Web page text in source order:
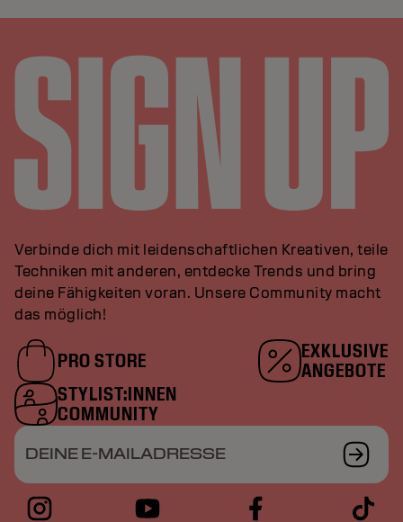
Verbinde dich mit leidenschaftlichen Kreativen, teile
Techniken mit anderen, entdecke Trends und bring
deine Fähigkeiten voran. Unsere Community macht
das möglich!
PRO STORE
EXKLUSIVE
ANGEBOTE
STYLIST:INNEN
COMMUNITY
DEINE E-MAILADRESSE